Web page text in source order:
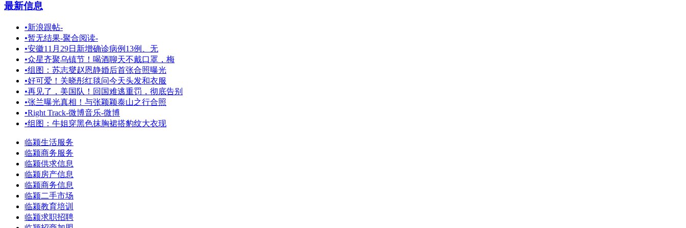
最新信息
•新浪跟帖-
•暂无结果-聚合阅读-
•安徽11月29日新增确诊病例13例、无
•众星齐聚乌镇节！喝酒聊天不戴口罩，梅
•组图：苏志燮赵恩静婚后首张合照曝光
•好可爱！关晓彤红毯问今天头发和衣服
•再见了，美国队！回国难逃重罚，彻底告别
•张兰曝光真相！与张颖颖泰山之行合照
•Right Track-微博音乐-微博
•组图：牛姐穿黑色抹胸裙搭豹纹大衣现
临颍生活服务
临颍商务服务
临颍供求信息
临颍房产信息
临颍商务信息
临颍二手市场
临颍教育培训
临颍求职招聘